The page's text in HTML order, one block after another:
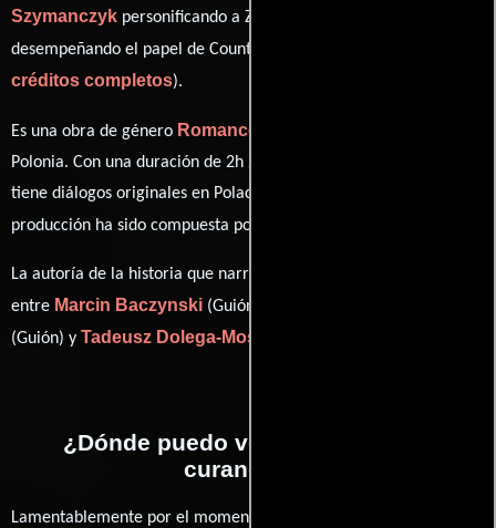
Szymanczyk personificando a Zoska y
desempeñando el papel de Countess Eleonora Czynska (
créditos completos).
Es una obra de género Romance
Polonia. Con una duración de 2h 20m (140 minutos), esta película
tiene diálogos originales en Polaco
producción ha sido compuesta por
La autoría de la historia que narra esta obra está compartida
entre Marcin Baczynski (Guión),
(Guión) y Tadeusz Dolega-Mostowicz
¿Dónde puedo ver la películas El
curandero?
Lamentablemente por el momento no contamos con enlaces a